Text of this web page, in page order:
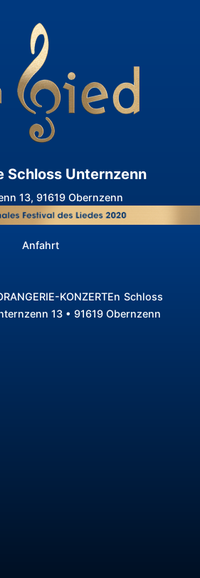
Schloss Unternzenn
13, 91619 Obernzenn
Anfahrt
KONZERTEn Schloss
13 • 91619 Obernzenn